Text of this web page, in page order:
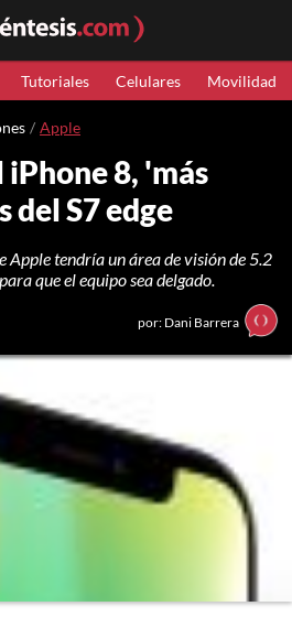
Tutoriales Celulares Movilidad
Apple
iPhone 8, 'más
del S7 edge
Apple tendría un área de visión de 5.2
que el equipo sea delgado.
por: Dani Barrera